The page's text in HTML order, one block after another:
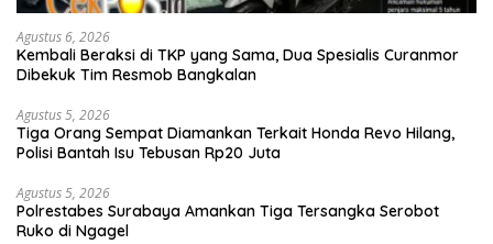
Agustus 6, 2026
Kembali Beraksi di TKP yang Sama, Dua Spesialis Curanmor
Dibekuk Tim Resmob Bangkalan
Agustus 5, 2026
Tiga Orang Sempat Diamankan Terkait Honda Revo Hilang,
Polisi Bantah Isu Tebusan Rp20 Juta
Agustus 5, 2026
Polrestabes Surabaya Amankan Tiga Tersangka Serobot
Ruko di Ngagel